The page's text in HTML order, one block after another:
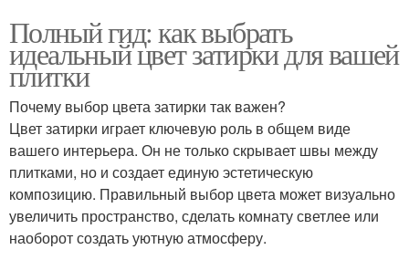
Полный гид: как выбрать
идеальный цвет затирки для вашей
плитки
Почему выбор цвета затирки так важен?
Цвет затирки играет ключевую роль в общем виде
вашего интерьера. Он не только скрывает швы между
плитками, но и создает единую эстетическую
композицию. Правильный выбор цвета может визуально
увеличить пространство, сделать комнату светлее или
наоборот создать уютную атмосферу.